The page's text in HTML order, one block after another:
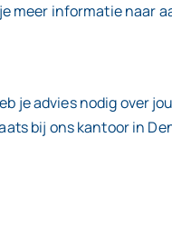
meer informatie naar
je advies nodig over
bij ons kantoor in